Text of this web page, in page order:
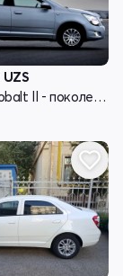
UZS
Chevrolet Cobalt II - поколение рестайлинг